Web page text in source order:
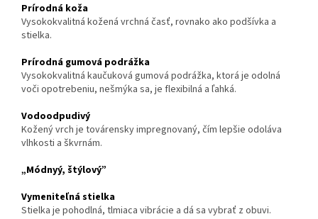
Prírodná koža
Vysokokvalitná kožená vrchná časť, rovnako ako podšívka a
stielka.
Prírodná gumová podrážka
Vysokokvalitná kaučuková gumová podrážka, ktorá je odolná
voči opotrebeniu, nešmýka sa, je flexibilná a ľahká.
Vodoodpudivý
Kožený vrch je továrensky impregnovaný, čím lepšie odoláva
vlhkosti a škvrnám.
„Módnyý, štýlový”
Vymeniteľná stielka
Stielka je pohodlná, tlmiaca vibrácie a dá sa vybrať z obuvi.